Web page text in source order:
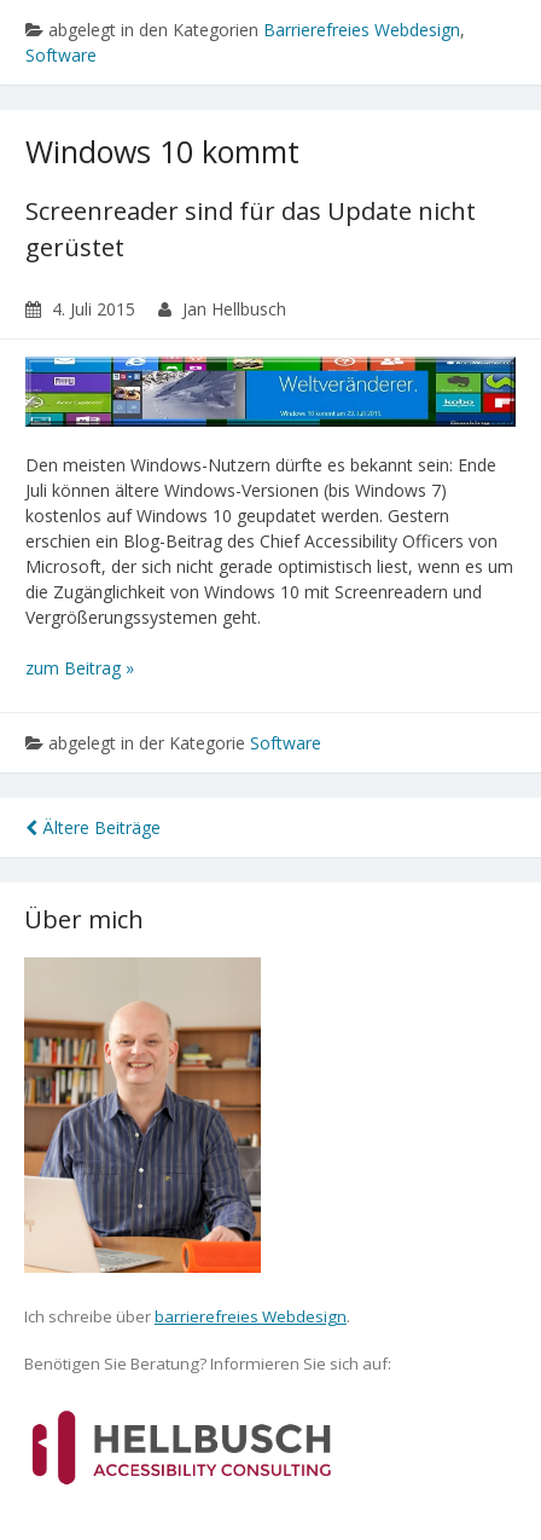
abgelegt in den Kategorien Barrierefreies Webdesign,
Software
Windows 10 kommt
Screenreader sind für das Update nicht
gerüstet
4. Juli 2015 Jan Hellbusch
Den meisten Windows-Nutzern dürfte es bekannt sein: Ende
Juli können ältere Windows-Versionen (bis Windows 7)
kostenlos auf Windows 10 geupdatet werden. Gestern
erschien ein Blog-Beitrag des Chief Accessibility Officers von
Microsoft, der sich nicht gerade optimistisch liest, wenn es um
die Zugänglichkeit von Windows 10 mit Screenreadern und
Vergrößerungssystemen geht.
zum Beitrag »
abgelegt in der Kategorie Software
Beitragsnavigation
Ältere Beiträge
Über mich
Ich schreibe überbarrierefreies Webdesign.
Benötigen Sie Beratung? Informieren Sie sich auf: